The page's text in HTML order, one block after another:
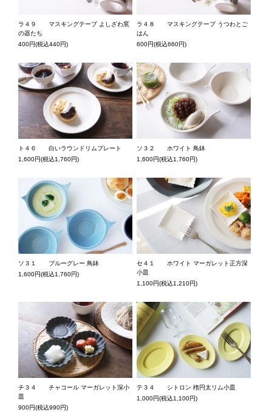
ラ４９ マスキングテープ よしざわ窯
の器たち
400円(税込440円)
ラ４８ マスキングテープ うつわとご
はん
600円(税込660円)
ト４６ 白いラウンドリムプレート
1,600円(税込1,760円)
ソ３２ ホワイト 鳥鉢
1,600円(税込1,760円)
ソ３１ ブルーグレー 鳥鉢
1,600円(税込1,760円)
セ４１ ホワイト マーガレット正方深
小皿
1,100円(税込1,210円)
チ３４ チャコール マーガレット深小
皿
900円(税込990円)
テ３４ シトロン 楕円太リム小皿
1,000円(税込1,100円)